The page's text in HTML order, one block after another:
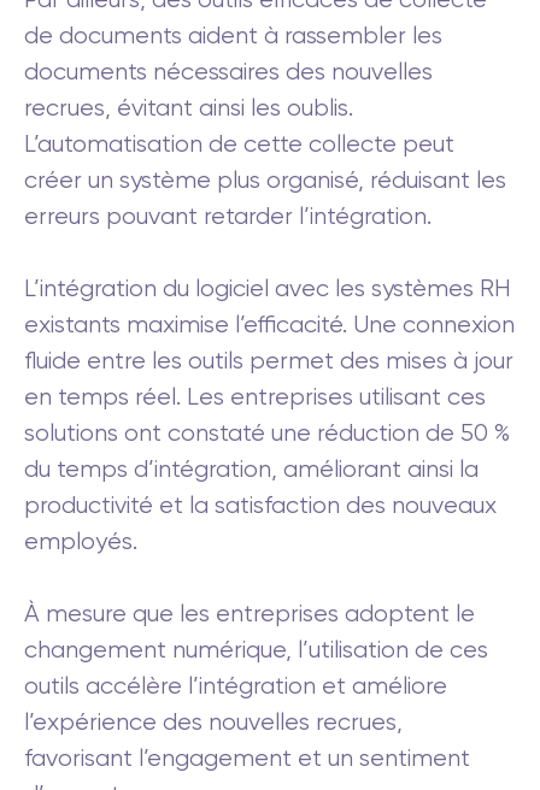
de documents aident à rassembler les
documents nécessaires des nouvelles
recrues, évitant ainsi les oublis.
L’automatisation de cette collecte peut
créer un système plus organisé, réduisant les
erreurs pouvant retarder l’intégration.
L’intégration du logiciel avec les systèmes RH
existants maximise l’efficacité. Une connexion
fluide entre les outils permet des mises à jour
en temps réel. Les entreprises utilisant ces
solutions ont constaté une réduction de 50 %
du temps d’intégration, améliorant ainsi la
productivité et la satisfaction des nouveaux
employés.
À mesure que les entreprises adoptent le
changement numérique, l’utilisation de ces
outils accélère l’intégration et améliore
l’expérience des nouvelles recrues,
favorisant l’engagement et un sentiment